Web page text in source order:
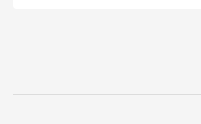
Контроль качества кровли